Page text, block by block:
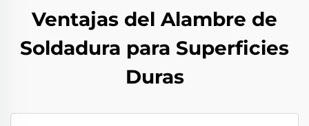
Ventajas del Alambre de
Soldadura para Superficies
Duras